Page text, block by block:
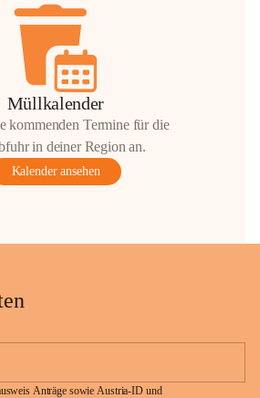
Müllkalender
kommenden Termine für die
in deiner Region an.
Kalender ansehen
Anträge sowie Austria-ID und